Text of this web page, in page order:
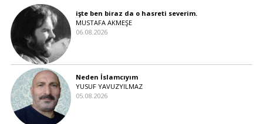
işte ben biraz da o hasreti severim.
MUSTAFA AKMEŞE
06.08.2026
Neden İslamcıyım
YUSUF YAVUZYILMAZ
05.08.2026